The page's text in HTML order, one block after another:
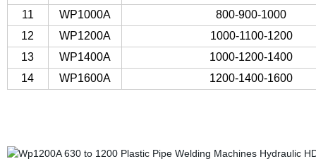
11
WP1000A
800-900-1000
12
WP1200A
1000-1100-1200
13
WP1400A
1000-1200-1400
14
WP1600A 1200-1400-1600